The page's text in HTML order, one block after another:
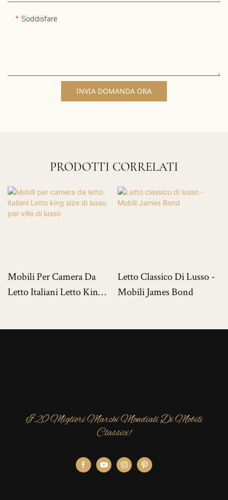
Soddisfare
INVIA DOMANDA ORA
PRODOTTI CORRELATI
Mobili Per Camera Da
Letto Italiani Letto King
Letto Classico Di Lusso -
Mobili James Bond
I 20 Migliori Marchi Mondiali Di Mobili
Classici!